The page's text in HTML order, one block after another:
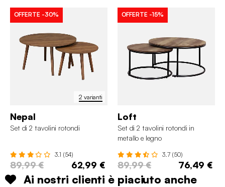
2 varianti
OFFERTE -30%
Nepal
Set di 2 tavolini rotondi
3.1 (54)
89,99 € 62,99 €
OFFERTE -15%
Loft
Set di 2 tavolini rotondi in
metallo e legno
3.7 (50)
89,99 € 76,49 €
Ai nostri clienti è piaciuto anche